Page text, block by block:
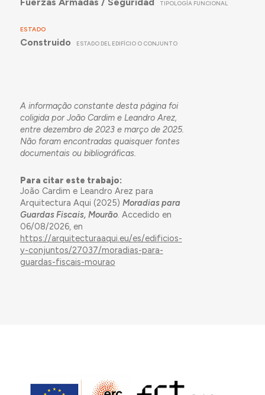
TIPOLOGÍA FUNCIONAL
ESTADO
Construido ESTADO DEL EDIFÍCIO O CONJUNTO
A informação constante desta página foi
coligida por João Cardim e Leandro Arez,
entre dezembro de 2023 e março de 2025.
Não foram encontradas quaisquer fontes
documentais ou bibliográficas.
Para citar este trabajo:
João Cardim e Leandro Arez para
Arquitectura Aqui (2025) Moradias para
Guardas Fiscais, Mourão. Accedido en
06/08/2026, en
https://arquitecturaaqui.eu/es/edificios-
y-conjuntos/27037/moradias-para-
guardas-fiscais-mourao